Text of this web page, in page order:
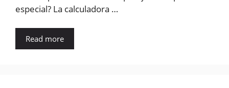
especial? La calculadora …
Read more